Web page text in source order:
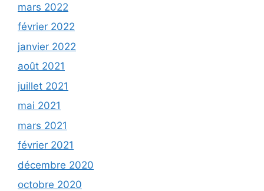
mars 2022
février 2022
janvier 2022
août 2021
juillet 2021
mai 2021
mars 2021
février 2021
décembre 2020
octobre 2020